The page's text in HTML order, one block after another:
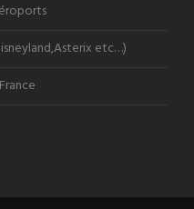
etc…)